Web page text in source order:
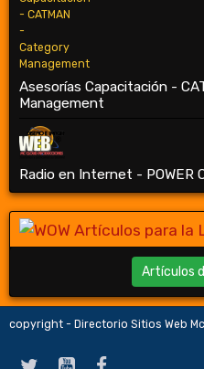
Asesorías Capacitación -
Management
Radio en Internet - POWER
Artículos
copyright - Directorio Sitios Web